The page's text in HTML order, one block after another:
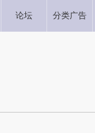
论坛 分类广告